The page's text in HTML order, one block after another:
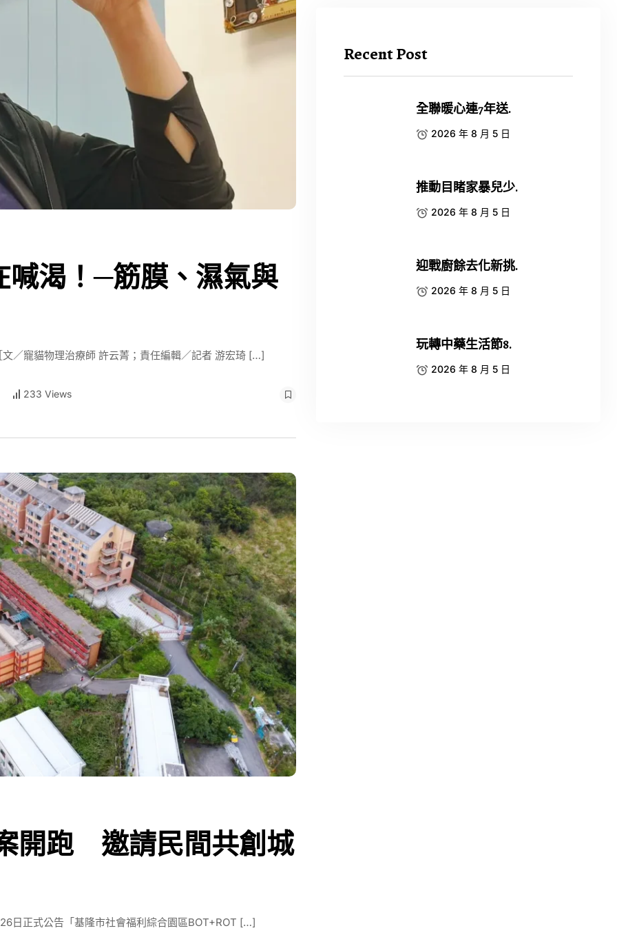
渴！─筋膜、濕氣與
／寵貓物理治療師 許云菁；責任編輯／記者 游宏琦 […]
233 Views
開跑 邀請民間共創城
日正式公告「基隆市社會福利綜合園區BOT+ROT […]
Recent Post
全聯暖心連7年送.
2026 年 8 月 5 日
推動目睹家暴兒少.
2026 年 8 月 5 日
迎戰廚餘去化新挑.
2026 年 8 月 5 日
玩轉中藥生活節8.
2026 年 8 月 5 日